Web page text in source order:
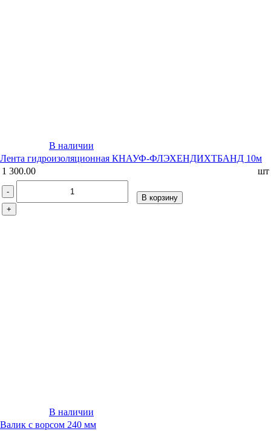
В наличии
Лента гидроизоляционная КНАУФ-ФЛЭХЕНДИХТБАНД 10м
1 300.00
шт
-
+
В корзину
В наличии
Валик с ворсом 240 мм